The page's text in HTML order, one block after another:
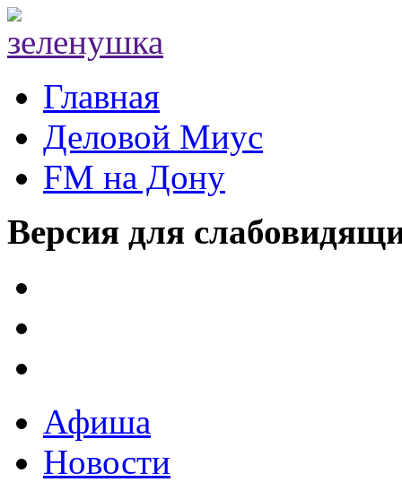
Главная
Деловой Миус
FM на Дону
Версия для
Афиша
Новости